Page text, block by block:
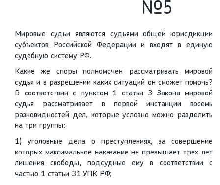
№5
Мировые судьи являются судьями общей юрисдикции
субъектов Российской Федерации и входят в единую
судебную систему РФ.
Какие же споры полномочен рассматривать мировой
судья и в разрешении каких ситуаций он сможет помочь?
В соответствии с пунктом 1 статьи 3 Закона мировой
судья рассматривает в первой инстанции восемь
разновидностей дел, которые условно можно разделить
на три группы:
1) уголовные дела о преступлениях, за совершение
которых максимальное наказание не превышает трех лет
лишения свободы, подсудные ему в соответствии с
частью 1 статьи 31 УПК РФ;